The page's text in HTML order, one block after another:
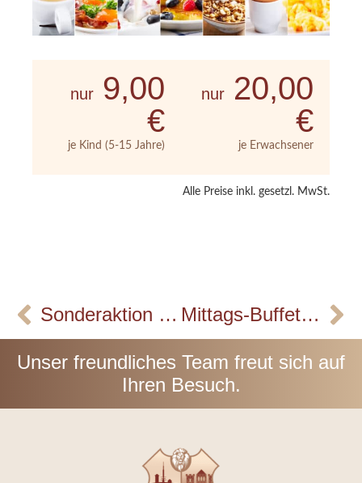
nur 9,00
€
je Kind (5-15 Jahre)
nur 20,00
€
je Erwachsener
Alle Preise inkl. gesetzl. MwSt.
Sonderaktion im „Burg-Cafè“ Mittags-Buffet Aktionsangebot
Unser freundliches Team freut sich auf
Ihren Besuch.